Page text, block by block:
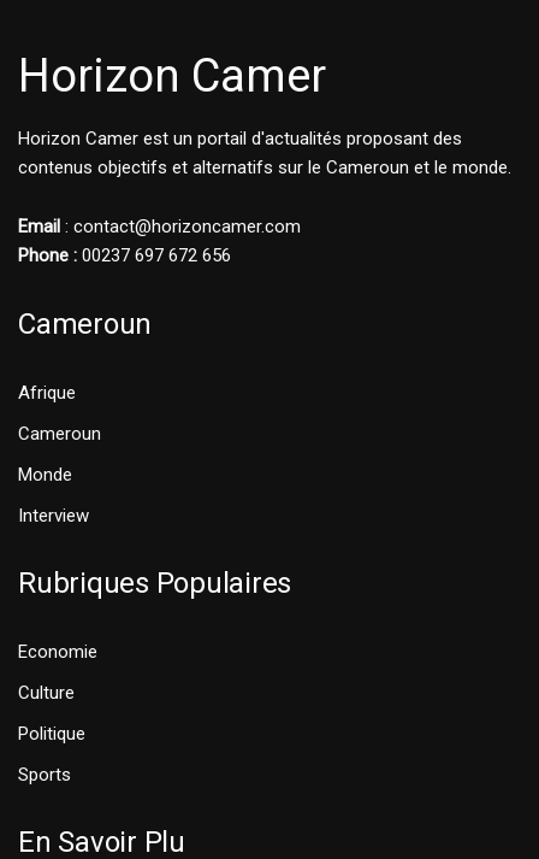
Horizon Camer
Horizon Camer est un portail d'actualités proposant des
contenus objectifs et alternatifs sur le Cameroun et le monde.
Email : contact@horizoncamer.com
Phone : 00237 697 672 656
Cameroun
Afrique
Cameroun
Monde
Interview
Rubriques Populaires
Economie
Culture
Politique
Sports
En Savoir Plu